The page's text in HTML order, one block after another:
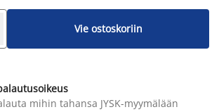
Vie ostoskoriin
mihin tahansa JYSK-myymälään